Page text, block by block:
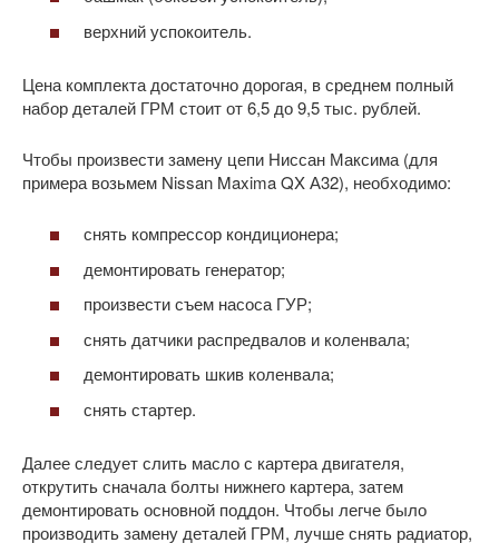
верхний успокоитель.
Цена комплекта достаточно дорогая, в среднем полный
набор деталей ГРМ стоит от 6,5 до 9,5 тыс. рублей.
Чтобы произвести замену цепи Ниссан Максима (для
примера возьмем Nissan Maxima QX А32), необходимо:
снять компрессор кондиционера;
демонтировать генератор;
произвести съем насоса ГУР;
снять датчики распредвалов и коленвала;
демонтировать шкив коленвала;
снять стартер.
Далее следует слить масло с картера двигателя,
открутить сначала болты нижнего картера, затем
демонтировать основной поддон. Чтобы легче было
производить замену деталей ГРМ, лучше снять радиатор,